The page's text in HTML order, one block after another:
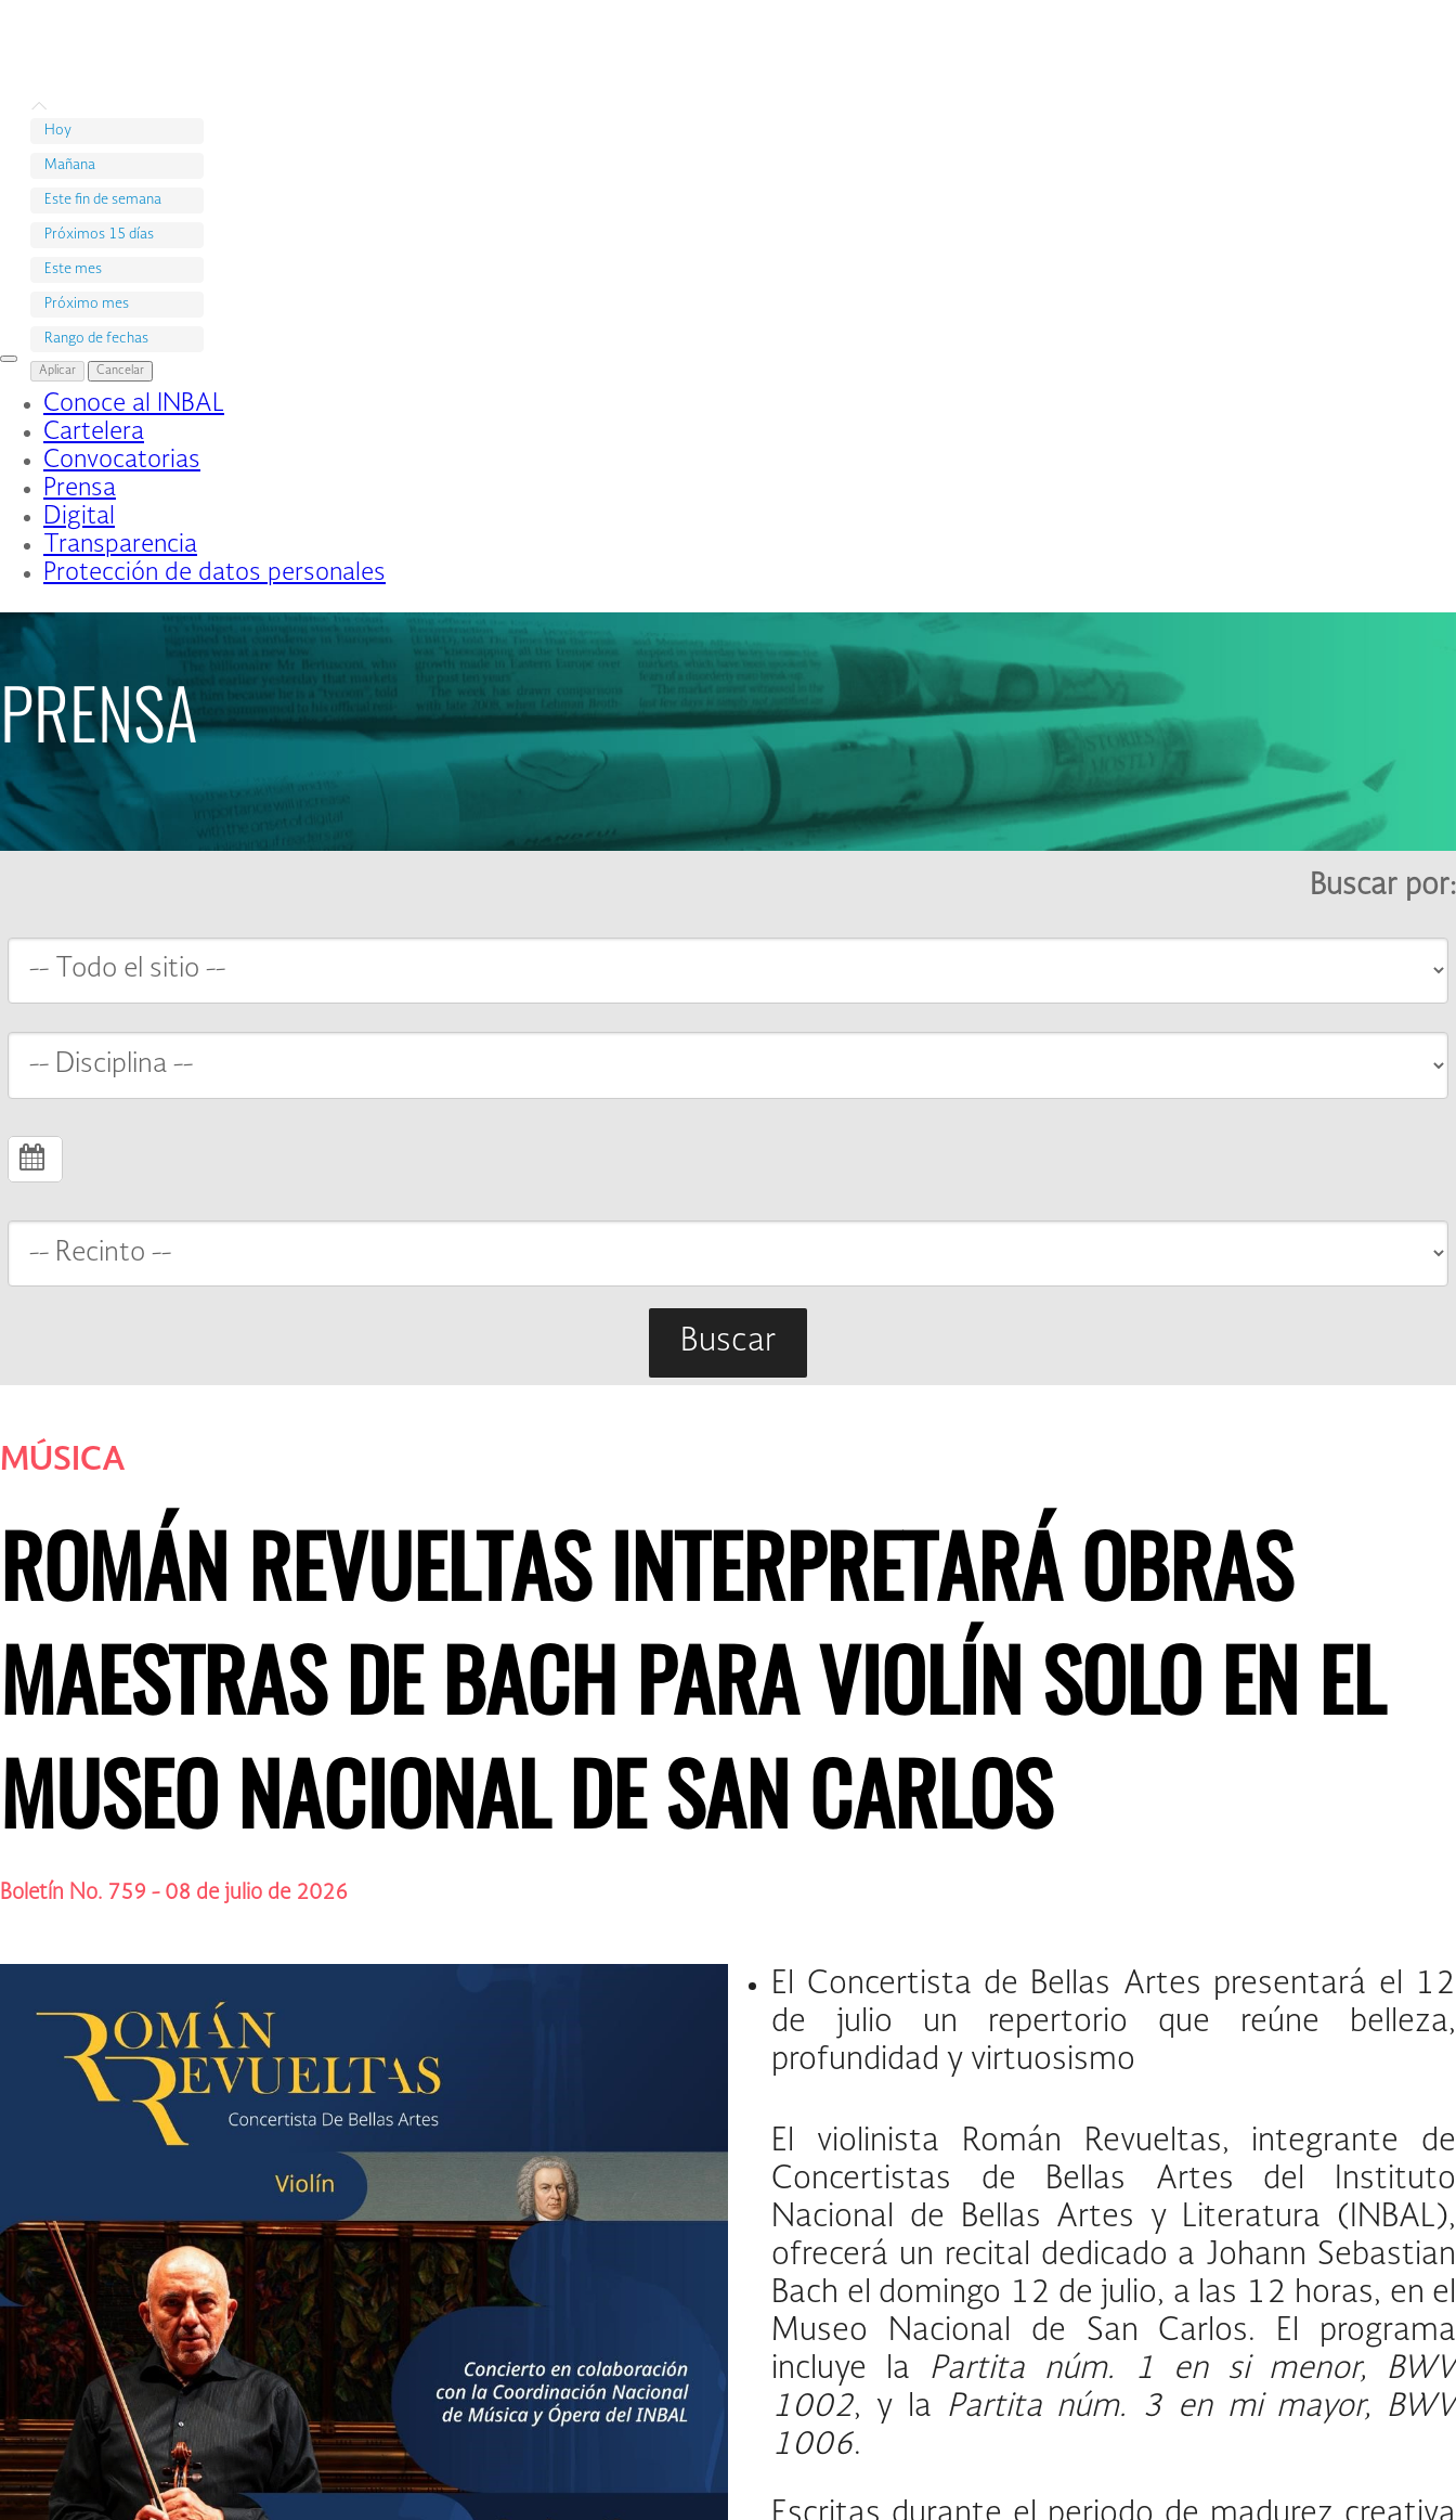
Interruptor
de
Navegación
Conoce al INBAL
Cartelera
Convocatorias
Prensa
Digital
Transparencia
Protección de datos personales
PRENSA
Buscar por:
Buscar
MÚSICA
ROMÁN REVUELTAS INTERPRETARÁ OBRAS
MAESTRAS DE BACH PARA VIOLÍN SOLO EN EL
MUSEO NACIONAL DE SAN CARLOS
Boletín No. 759 - 08 de julio de 2026
El Concertista de Bellas Artes presentará el 12
de julio un repertorio que reúne belleza,
profundidad y virtuosismo
El violinista Román Revueltas, integrante de
Concertistas de Bellas Artes del Instituto
Nacional de Bellas Artes y Literatura (INBAL),
ofrecerá un recital dedicado a Johann Sebastian
Bach el domingo 12 de julio, a las 12 horas, en el
Museo Nacional de San Carlos. El programa
incluye la Partita núm. 1 en si menor, BWV
1002, y la Partita núm. 3 en mi mayor, BWV
1006.
Hoy
Mañana
Este fin de semana
Próximos 15 días
Este mes
Próximo mes
Rango de fechas
Aplicar Cancelar